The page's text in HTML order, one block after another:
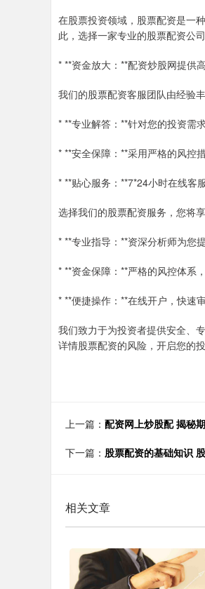
在股票投资领域，股票配资是一
此，选择一家专业的股票配资公司
* **资金放大：**配资炒股网提供
我们的股票配资客服团队由经验
* **专业解答：**针对您的投资需
* **安全保障：**采用严格的风控
* **贴心服务：**7*24小时在线客
选择我们的股票配资服务，您将
* **专业指导：**资深分析师为您
* **资金保障：**严格的风控体系
* **便捷操作：**在线开户，快速
我们致力于为投资者提供安全、
详情股票配资的风险，开启您的
上一篇： 配资网上炒股配 揭秘
下一篇： 股票配资的基础知识
相关文章